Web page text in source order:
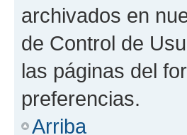
archivados en
de Control de
las páginas del
preferencias.
Arriba